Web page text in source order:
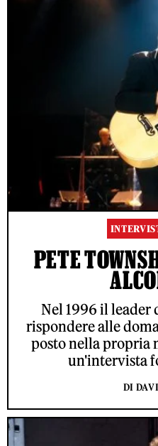
PETE
Nel 1996 il leader
rispondere alle
posto nella propria
un'intervista
DI